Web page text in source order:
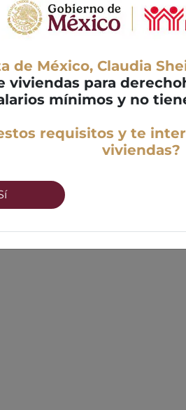
de México, Claudia
viviendas para
mínimos y no
requisitos y te
viviendas?